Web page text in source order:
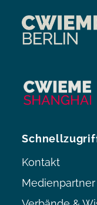
Kontakt
Medienpartner